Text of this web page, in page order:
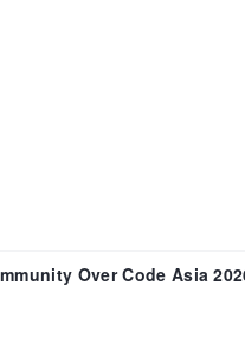
Over Code Asia